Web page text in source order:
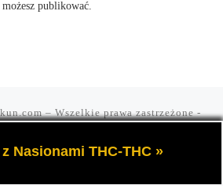
możesz publikować.
– Wszelkie prawa zastrzeżone-
portal o marihuanie i konopi indyjskiej
oraz cannabis CBD.
Nasionami THC-THC »